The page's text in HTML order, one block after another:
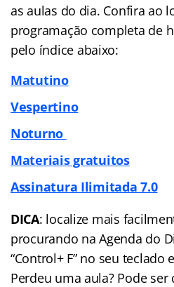
as aulas do dia. Confira ao
programação completa de
pelo índice abaixo:
Matutino
Vespertino
Noturno
Materiais gratuitos
Assinatura Ilimitada 7.0
DICA: localize mais
procurando na Agenda do
“Control+ F” no seu
Perdeu uma aula? Pode